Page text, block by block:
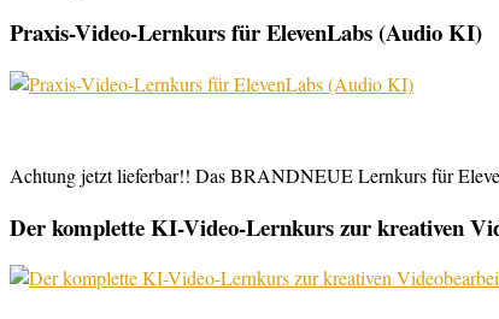
Praxis-Video-Lernkurs für ElevenLabs (Audio KI)
Achtung jetzt lieferbar!! Das BRANDNEUE Lernkurs für
Der komplette KI-Video-Lernkurs zur kreativen